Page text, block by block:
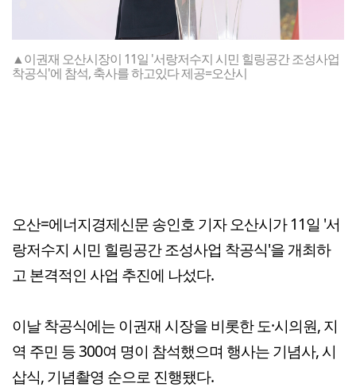
▲이권재 오산시장이 11일 '서랑저수지 시민 힐링공간 조성사업
착공식'에 참석, 축사를 하고있다 제공=오산시
오산=에너지경제신문 송인호 기자 오산시가 11일 '서
랑저수지 시민 힐링공간 조성사업 착공식'을 개최하
고 본격적인 사업 추진에 나섰다.
이날 착공식에는 이권재 시장을 비롯한 도·시의원, 지
역 주민 등 300여 명이 참석했으며 행사는 기념사, 시
삽식, 기념촬영 순으로 진행됐다.